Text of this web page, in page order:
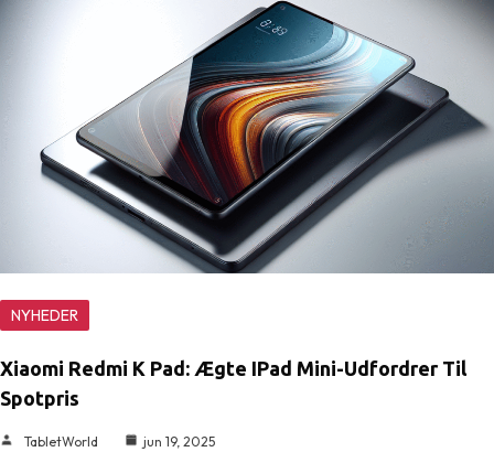
NYHEDER
Xiaomi Redmi K Pad: Ægte IPad Mini-Udfordrer Til
Spotpris
TabletWorld jun 19, 2025